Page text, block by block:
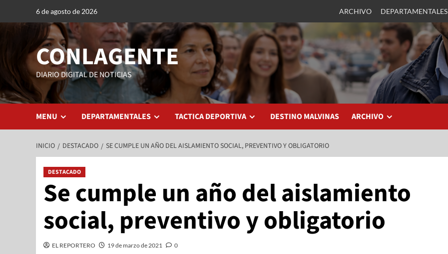
6 de agosto de 2026 ARCHIVO DEPARTAMENTALES
CONLAGENTE
DIARIO DIGITAL DE NOTICIAS
MENU DEPARTAMENTALES TACTICA DEPORTIVA DESTINO MALVINAS ARCHIVO
INICIO DESTACADO SE CUMPLE UN AÑO DEL AISLAMIENTO SOCIAL, PREVENTIVO Y OBLIGATORIO
DESTACADO
Se cumple un año del aislamiento
social, preventivo y obligatorio
EL REPORTERO 19 de marzo de 2021 0